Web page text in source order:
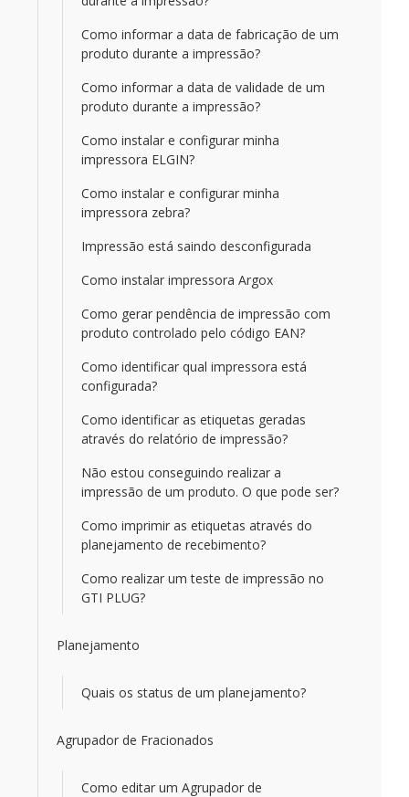
Como informar a data de fabricação de um
produto durante a impressão?
Como informar a data de validade de um
produto durante a impressão?
Como instalar e configurar minha
impressora ELGIN?
Como instalar e configurar minha
impressora zebra?
Impressão está saindo desconfigurada
Como instalar impressora Argox
Como gerar pendência de impressão com
produto controlado pelo código EAN?
Como identificar qual impressora está
configurada?
Como identificar as etiquetas geradas
através do relatório de impressão?
Não estou conseguindo realizar a
impressão de um produto. O que pode ser?
Como imprimir as etiquetas através do
planejamento de recebimento?
Como realizar um teste de impressão no
GTI PLUG?
Planejamento
Quais os status de um planejamento?
Agrupador de Fracionados
Como editar um Agrupador de